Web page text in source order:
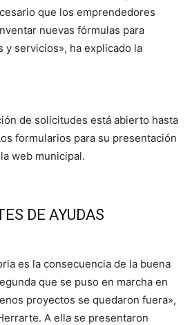
que los emprendedores
nuevas fórmulas para
y servicios», ha explicado la
de solicitudes está abierto hasta
formularios para su presentación
web municipal.
DE AYUDAS
es la consecuencia de la buena
que se puso en marcha en
proyectos se quedaron fuera»,
A ella se presentaron